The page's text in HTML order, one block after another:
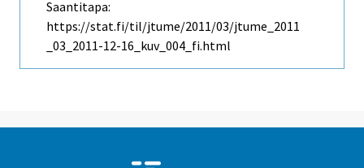
Saantitapa:
https://stat.fi/til/jtume/2011/03/jtume_2011
_03_2011-12-16_kuv_004_fi.html